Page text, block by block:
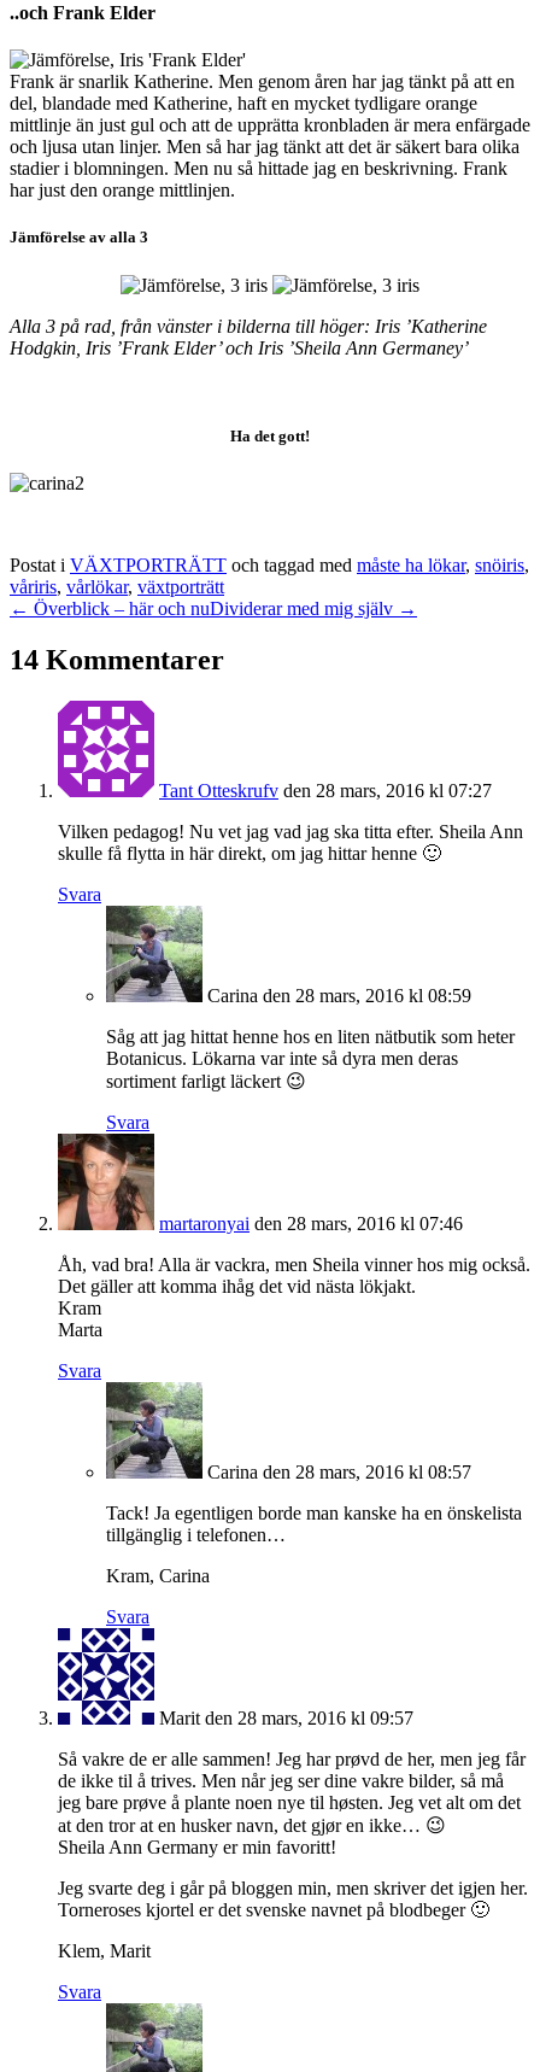
..och Frank Elder
Frank är snarlik Katherine. Men genom åren har jag tänkt på att en
del, blandade med Katherine, haft en mycket tydligare orange
mittlinje än just gul och att de upprätta kronbladen är mera enfärgade
och ljusa utan linjer. Men så har jag tänkt att det är säkert bara olika
stadier i blomningen. Men nu så hittade jag en beskrivning. Frank
har just den orange mittlinjen.
Jämförelse av alla 3
Alla 3 på rad, från vänster i bilderna till höger: Iris ’Katherine
Hodgkin, Iris ’Frank Elder’ och Iris ’Sheila Ann Germaney’
Ha det gott!
Postat i VÄXTPORTRÄTT och taggad med måste ha lökar, snöiris,
våriris, vårlökar, växtporträtt
← Överblick – här och nuDividerar med mig själv →
14 Kommentarer
Tant Otteskrufv den 28 mars, 2016 kl 07:27
Vilken pedagog! Nu vet jag vad jag ska titta efter. Sheila Ann
skulle få flytta in här direkt, om jag hittar henne 🙂
Svara
Carina den 28 mars, 2016 kl 08:59
Såg att jag hittat henne hos en liten nätbutik som heter
Botanicus. Lökarna var inte så dyra men deras
sortiment farligt läckert 😉
Svara
martaronyai den 28 mars, 2016 kl 07:46
Åh, vad bra! Alla är vackra, men Sheila vinner hos mig också.
Det gäller att komma ihåg det vid nästa lökjakt.
Kram
Marta
Svara
Carina den 28 mars, 2016 kl 08:57
Tack! Ja egentligen borde man kanske ha en önskelista
tillgänglig i telefonen…
Kram, Carina
Svara
Marit den 28 mars, 2016 kl 09:57
Så vakre de er alle sammen! Jeg har prøvd de her, men jeg får
de ikke til å trives. Men når jeg ser dine vakre bilder, så må
jeg bare prøve å plante noen nye til høsten. Jeg vet alt om det
at den tror at en husker navn, det gjør en ikke… 😉
Sheila Ann Germany er min favoritt!
Jeg svarte deg i går på bloggen min, men skriver det igjen her.
Torneroses kjortel er det svenske navnet på blodbeger 🙂
Klem, Marit
Svara